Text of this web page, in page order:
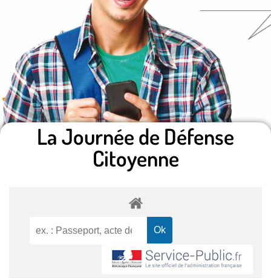
La Journée de Défense
Citoyenne